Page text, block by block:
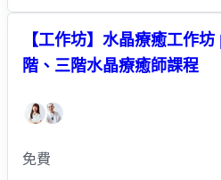
【工作坊】水晶療癒工作
階、三階水晶療癒師課程
免費